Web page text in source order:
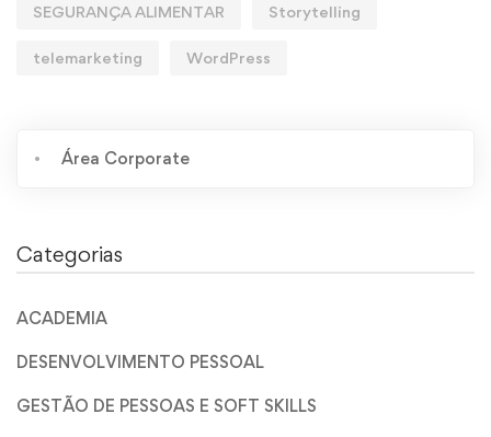
SEGURANÇA ALIMENTAR Storytelling
telemarketing WordPress
Área Corporate
Categorias
ACADEMIA
DESENVOLVIMENTO PESSOAL
GESTÃO DE PESSOAS E SOFT SKILLS